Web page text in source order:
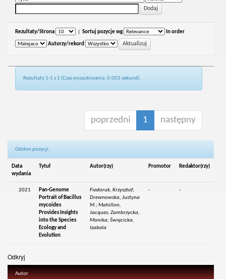
Rezultaty/Strona Sortuj pozycje wg In order
Autorzy/rekord
Rezultaty 1-1 z 1 (Czas wyszukiwania: 0.002 sekund).
poprzedni 1 następny
Odsłon pozycji:
Data
wydania
Tytuł Autor(rzy) Promotor Redaktor(rzy)
2021
Pan-Genome
Portrait of Bacillus
mycoides
Provides Insights
into the Species
Ecology and
Evolution
Fiedoruk, Krzysztof;
Drewnowska, Justyna
M.; Mahillon,
Jacques; Zambrzycka,
Monika; Święcicka,
Izabela
- -
Odkryj
Autor